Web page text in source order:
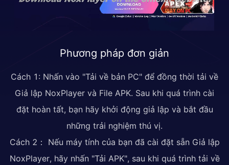
Phương pháp đơn giản
Cách 1: Nhấn vào "Tải về bản PC" để đồng thời tải về
Giả lập NoxPlayer và File APK. Sau khi quá trình cài
đặt hoàn tất, bạn hãy khởi động giả lập và bắt đầu
những trải nghiệm thú vị.
Cách 2： Nếu máy tính của bạn đã cài đặt sẵn Giả lập
NoxPlayer, hãy nhấn "Tải APK", sau khi quá trình tải về